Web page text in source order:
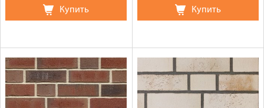
Купить Купить